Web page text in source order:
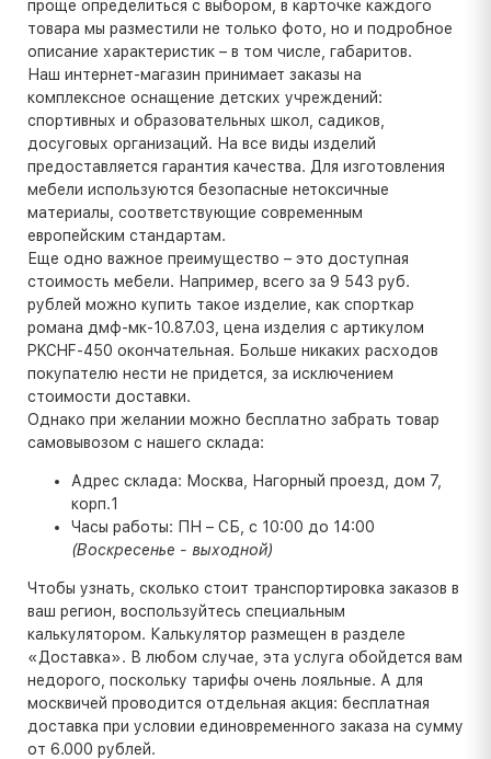
проще определиться с выбором, в карточке каждого
товара мы разместили не только фото, но и подробное
описание характеристик – в том числе, габаритов.
Наш интернет-магазин принимает заказы на
комплексное оснащение детских учреждений:
спортивных и образовательных школ, садиков,
досуговых организаций. На все виды изделий
предоставляется гарантия качества. Для изготовления
мебели используются безопасные нетоксичные
материалы, соответствующие современным
европейским стандартам.
Еще одно важное преимущество – это доступная
стоимость мебели. Например, всего за 9 543 руб.
рублей можно купить такое изделие, как спорткар
романа дмф-мк-10.87.03, цена изделия с артикулом
PKCHF-450 окончательная. Больше никаких расходов
покупателю нести не придется, за исключением
стоимости доставки.
Однако при желании можно бесплатно забрать товар
самовывозом с нашего склада:
Адрес склада: Москва, Нагорный проезд, дом 7,
корп.1
Часы работы: ПН – СБ, с 10:00 до 14:00
(Воскресенье - выходной)
Чтобы узнать, сколько стоит транспортировка заказов в
ваш регион, воспользуйтесь специальным
калькулятором. Калькулятор размещен в разделе
«Доставка». В любом случае, эта услуга обойдется вам
недорого, поскольку тарифы очень лояльные. А для
москвичей проводится отдельная акция: бесплатная
доставка при условии единовременного заказа на сумму
от 6.000 рублей.